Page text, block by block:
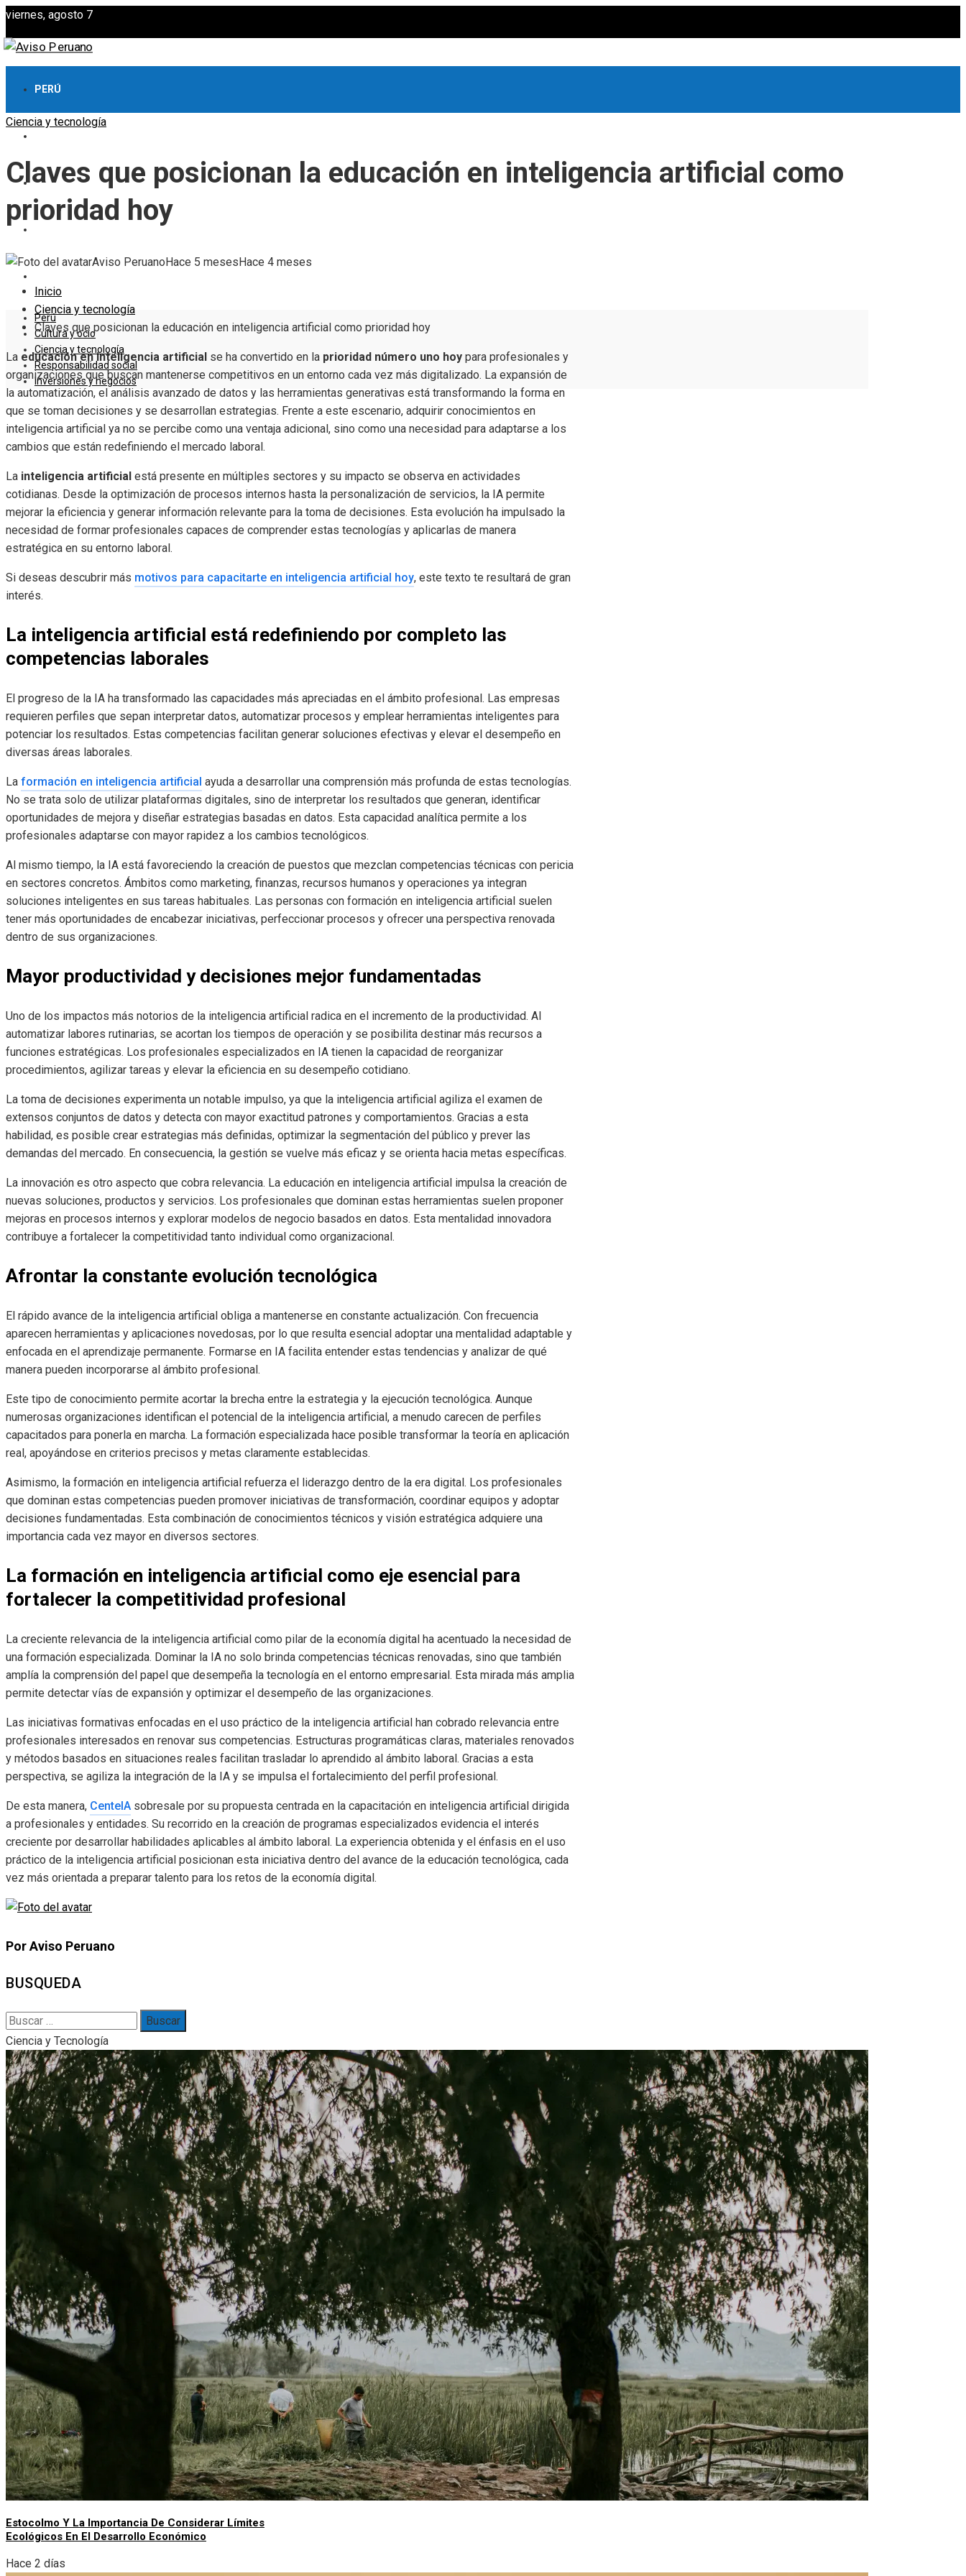
viernes, agosto 7
PERÚ
CIENCIA Y TECNOLOGÍA
RESPONSABILIDAD SOCIAL
Perú
Cultura y ocio
Ciencia y tecnología
Responsabilidad social
Inversiones y negocios
Ciencia y tecnología
Claves que posicionan la educación en inteligencia artificial como
prioridad hoy
Aviso Peruano Hace 5 meses Hace 4 meses
Inicio
Ciencia y tecnología
Claves que posicionan la educación en inteligencia artificial como prioridad hoy
La educación en inteligencia artificial se ha convertido en la prioridad número uno hoy para profesionales y
organizaciones que buscan mantenerse competitivos en un entorno cada vez más digitalizado. La expansión de
la automatización, el análisis avanzado de datos y las herramientas generativas está transformando la forma en
que se toman decisiones y se desarrollan estrategias. Frente a este escenario, adquirir conocimientos en
inteligencia artificial ya no se percibe como una ventaja adicional, sino como una necesidad para adaptarse a los
cambios que están redefiniendo el mercado laboral.
La inteligencia artificial está presente en múltiples sectores y su impacto se observa en actividades
cotidianas. Desde la optimización de procesos internos hasta la personalización de servicios, la IA permite
mejorar la eficiencia y generar información relevante para la toma de decisiones. Esta evolución ha impulsado la
necesidad de formar profesionales capaces de comprender estas tecnologías y aplicarlas de manera
estratégica en su entorno laboral.
Si deseas descubrir más motivos para capacitarte en inteligencia artificial hoy, este texto te resultará de gran
interés.
La inteligencia artificial está redefiniendo por completo las
competencias laborales
El progreso de la IA ha transformado las capacidades más apreciadas en el ámbito profesional. Las empresas
requieren perfiles que sepan interpretar datos, automatizar procesos y emplear herramientas inteligentes para
potenciar los resultados. Estas competencias facilitan generar soluciones efectivas y elevar el desempeño en
diversas áreas laborales.
La formación en inteligencia artificial ayuda a desarrollar una comprensión más profunda de estas tecnologías.
No se trata solo de utilizar plataformas digitales, sino de interpretar los resultados que generan, identificar
oportunidades de mejora y diseñar estrategias basadas en datos. Esta capacidad analítica permite a los
profesionales adaptarse con mayor rapidez a los cambios tecnológicos.
Al mismo tiempo, la IA está favoreciendo la creación de puestos que mezclan competencias técnicas con pericia
en sectores concretos. Ámbitos como marketing, finanzas, recursos humanos y operaciones ya integran
soluciones inteligentes en sus tareas habituales. Las personas con formación en inteligencia artificial suelen
tener más oportunidades de encabezar iniciativas, perfeccionar procesos y ofrecer una perspectiva renovada
dentro de sus organizaciones.
Mayor productividad y decisiones mejor fundamentadas
Uno de los impactos más notorios de la inteligencia artificial radica en el incremento de la productividad. Al
automatizar labores rutinarias, se acortan los tiempos de operación y se posibilita destinar más recursos a
funciones estratégicas. Los profesionales especializados en IA tienen la capacidad de reorganizar
procedimientos, agilizar tareas y elevar la eficiencia en su desempeño cotidiano.
La toma de decisiones experimenta un notable impulso, ya que la inteligencia artificial agiliza el examen de
extensos conjuntos de datos y detecta con mayor exactitud patrones y comportamientos. Gracias a esta
habilidad, es posible crear estrategias más definidas, optimizar la segmentación del público y prever las
demandas del mercado. En consecuencia, la gestión se vuelve más eficaz y se orienta hacia metas específicas.
La innovación es otro aspecto que cobra relevancia. La educación en inteligencia artificial impulsa la creación de
nuevas soluciones, productos y servicios. Los profesionales que dominan estas herramientas suelen proponer
mejoras en procesos internos y explorar modelos de negocio basados en datos. Esta mentalidad innovadora
contribuye a fortalecer la competitividad tanto individual como organizacional.
Afrontar la constante evolución tecnológica
El rápido avance de la inteligencia artificial obliga a mantenerse en constante actualización. Con frecuencia
aparecen herramientas y aplicaciones novedosas, por lo que resulta esencial adoptar una mentalidad adaptable y
enfocada en el aprendizaje permanente. Formarse en IA facilita entender estas tendencias y analizar de qué
manera pueden incorporarse al ámbito profesional.
Este tipo de conocimiento permite acortar la brecha entre la estrategia y la ejecución tecnológica. Aunque
numerosas organizaciones identifican el potencial de la inteligencia artificial, a menudo carecen de perfiles
capacitados para ponerla en marcha. La formación especializada hace posible transformar la teoría en aplicación
real, apoyándose en criterios precisos y metas claramente establecidas.
Asimismo, la formación en inteligencia artificial refuerza el liderazgo dentro de la era digital. Los profesionales
que dominan estas competencias pueden promover iniciativas de transformación, coordinar equipos y adoptar
decisiones fundamentadas. Esta combinación de conocimientos técnicos y visión estratégica adquiere una
importancia cada vez mayor en diversos sectores.
La formación en inteligencia artificial como eje esencial para
fortalecer la competitividad profesional
La creciente relevancia de la inteligencia artificial como pilar de la economía digital ha acentuado la necesidad de
una formación especializada. Dominar la IA no solo brinda competencias técnicas renovadas, sino que también
amplía la comprensión del papel que desempeña la tecnología en el entorno empresarial. Esta mirada más amplia
permite detectar vías de expansión y optimizar el desempeño de las organizaciones.
Las iniciativas formativas enfocadas en el uso práctico de la inteligencia artificial han cobrado relevancia entre
profesionales interesados en renovar sus competencias. Estructuras programáticas claras, materiales renovados
y métodos basados en situaciones reales facilitan trasladar lo aprendido al ámbito laboral. Gracias a esta
perspectiva, se agiliza la integración de la IA y se impulsa el fortalecimiento del perfil profesional.
De esta manera, CenteIA sobresale por su propuesta centrada en la capacitación en inteligencia artificial dirigida
a profesionales y entidades. Su recorrido en la creación de programas especializados evidencia el interés
creciente por desarrollar habilidades aplicables al ámbito laboral. La experiencia obtenida y el énfasis en el uso
práctico de la inteligencia artificial posicionan esta iniciativa dentro del avance de la educación tecnológica, cada
vez más orientada a preparar talento para los retos de la economía digital.
Por Aviso Peruano
BUSQUEDA
Buscar:
Ciencia y Tecnología
Estocolmo Y La Importancia De Considerar Límites
Ecológicos En El Desarrollo Económico
Hace 2 días